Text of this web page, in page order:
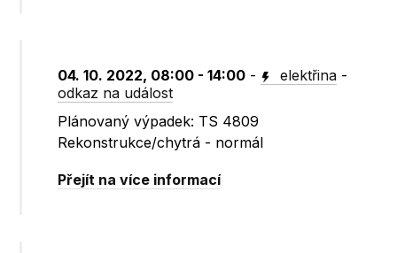
04. 10. 2022, 08:00 - 14:00 - elektřina -
odkaz na událost
Plánovaný výpadek: TS 4809
Rekonstrukce/chytrá - normál
Přejít na více informací